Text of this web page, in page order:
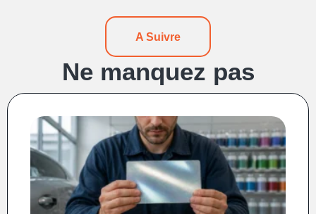
A Suivre
Ne manquez pas